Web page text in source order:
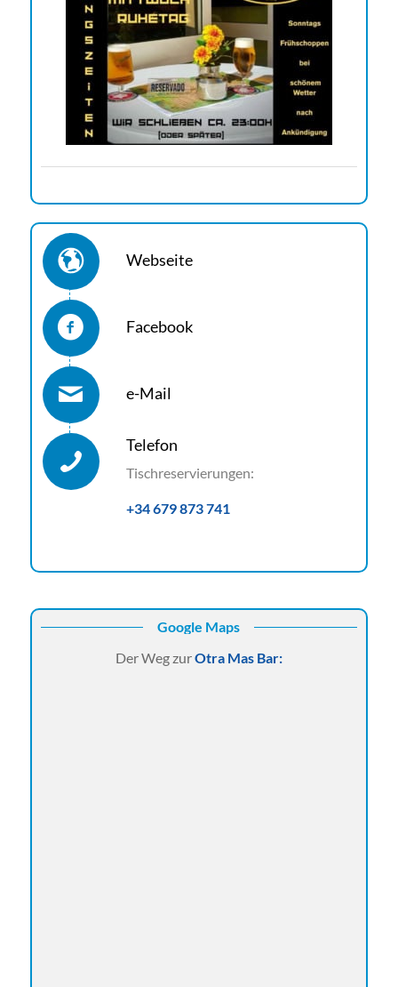
Webseite
Facebook
e-Mail
Telefon
Tischreservierungen:
+34 ‭679 873 741‬
Google Maps
Der Weg zurOtra Mas Bar: